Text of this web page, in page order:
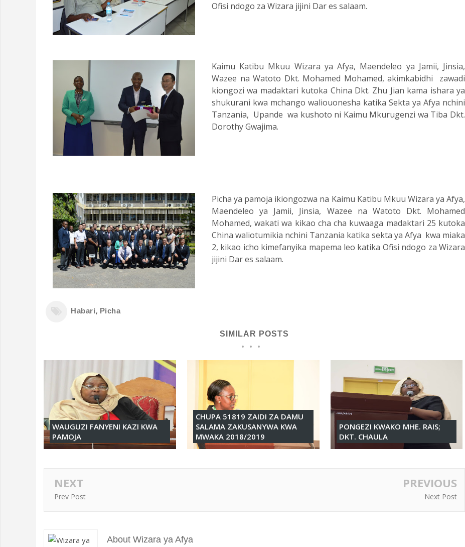
Ofisi ndogo za Wizara jijini Dar es salaam.
Kaimu Katibu Mkuu Wizara ya Afya, Maendeleo ya Jamii, Jinsia,
Wazee na Watoto Dkt. Mohamed Mohamed, akimkabidhi zawadi
kiongozi wa madaktari kutoka China Dkt. Zhu Jian kama ishara ya
shukurani kwa mchango waliouonesha katika Sekta ya Afya nchini
Tanzania, Upande wa kushoto ni Kaimu Mkurugenzi wa Tiba Dkt.
Dorothy Gwajima.
Picha ya pamoja ikiongozwa na Kaimu Katibu Mkuu Wizara ya Afya,
Maendeleo ya Jamii, Jinsia, Wazee na Watoto Dkt. Mohamed
Mohamed, wakati wa kikao cha cha kuwaaga madaktari 25 kutoka
China waliotumikia nchini Tanzania katika sekta ya Afya kwa miaka
2, kikao icho kimefanyika mapema leo katika Ofisi ndogo za Wizara
jijini Dar es salaam.
Habari, Picha
SIMILAR POSTS
WAUGUZI FANYENI KAZI KWA
PAMOJA
CHUPA 51819 ZAIDI ZA DAMU
SALAMA ZAKUSANYWA KWA
MWAKA 2018/2019
PONGEZI KWAKO MHE. RAIS;
DKT. CHAULA
NEXT
Prev Post
PREVIOUS
Next Post
About Wizara ya Afya